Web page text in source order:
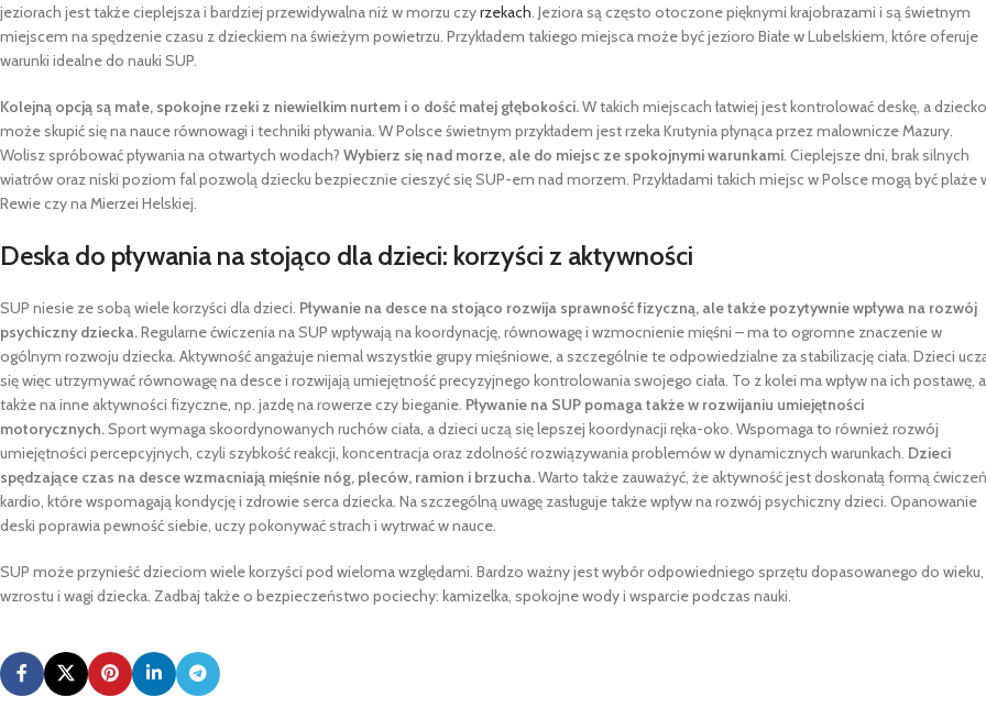
jeziorach jest także cieplejsza i bardziej przewidywalna niż w morzu czyrzekach. Jeziora są często otoczone pięknymi krajobrazami i są świetnym
miejscem na spędzenie czasu z dzieckiem na świeżym powietrzu. Przykładem takiego miejsca może być jezioro Białe w Lubelskiem, które oferuje
warunki idealne do nauki SUP.
Kolejną opcją są małe, spokojne rzeki z niewielkim nurtem i o dość małej głębokości.W takich miejscach łatwiej jest kontrolować deskę, a dziecko
może skupić się na nauce równowagi i techniki pływania. W Polsce świetnym przykładem jest rzeka Krutynia płynąca przez malownicze Mazury.
Wolisz spróbować pływania na otwartych wodach? Wybierz się nad morze, ale do miejsc ze spokojnymi warunkami. Cieplejsze dni, brak silnych
wiatrów oraz niski poziom fal pozwolą dziecku bezpiecznie cieszyć się SUP-em nad morzem. Przykładami takich miejsc w Polsce mogą być plaże
Rewie czy na Mierzei Helskiej.
Deska do pływania na stojąco dla dzieci: korzyści z aktywności
SUP niesie ze sobą wiele korzyści dla dzieci. Pływanie na desce na stojąco rozwija sprawność fizyczną, ale także pozytywnie wpływa na rozwój
psychiczny dziecka.Regularne ćwiczenia na SUP wpływają na koordynację, równowagę i wzmocnienie mięśni – ma to ogromne znaczenie w
ogólnym rozwoju dziecka. Aktywność angażuje niemal wszystkie grupy mięśniowe, a szczególnie te odpowiedzialne za stabilizację ciała. Dzieci
się więc utrzymywać równowagę na desce i rozwijają umiejętność precyzyjnego kontrolowania swojego ciała. To z kolei ma wpływ na ich postawę, a
także na inne aktywności fizyczne, np. jazdę na rowerze czy bieganie. Pływanie na SUP pomaga także w rozwijaniu umiejętności
motorycznych.Sport wymaga skoordynowanych ruchów ciała, a dzieci uczą się lepszej koordynacji ręka-oko. Wspomaga to również rozwój
umiejętności percepcyjnych, czyli szybkość reakcji, koncentracja oraz zdolność rozwiązywania problemów w dynamicznych warunkach. Dzieci
spędzające czas na desce wzmacniają mięśnie nóg, pleców, ramion i brzucha.Warto także zauważyć, że aktywność jest doskonałą formą ćwiczeń
kardio, które wspomagają kondycję i zdrowie serca dziecka. Na szczególną uwagę zasługuje także wpływ na rozwój psychiczny dzieci. Opanowanie
deski poprawia pewność siebie, uczy pokonywać strach i wytrwać w nauce.
SUP może przynieść dzieciom wiele korzyści pod wieloma względami. Bardzo ważny jest wybór odpowiedniego sprzętu dopasowanego do wieku,
wzrostu i wagi dziecka. Zadbaj także o bezpieczeństwo pociechy: kamizelka, spokojne wody i wsparcie podczas nauki.